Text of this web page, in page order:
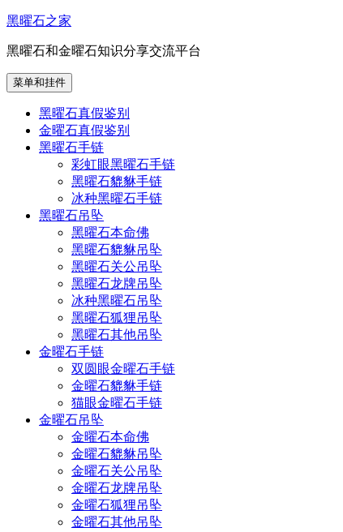
跳
内
容
黑曜石之家
黑曜石和金曜石知识分享交流平台
菜单和挂件
黑曜石真假鉴别
金曜石真假鉴别
黑曜石手链
彩虹眼黑曜石手链
黑曜石貔貅手链
冰种黑曜石手链
黑曜石吊坠
黑曜石本命佛
黑曜石貔貅吊坠
黑曜石关公吊坠
黑曜石龙牌吊坠
冰种黑曜石吊坠
黑曜石狐狸吊坠
黑曜石其他吊坠
金曜石手链
双圆眼金曜石手链
金曜石貔貅手链
猫眼金曜石手链
金曜石吊坠
金曜石本命佛
金曜石貔貅吊坠
金曜石关公吊坠
金曜石龙牌吊坠
金曜石狐狸吊坠
金曜石其他吊坠